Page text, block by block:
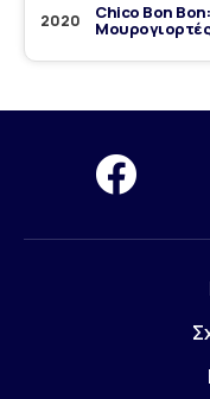
2020 Chico Bon
Μουρογιορτές